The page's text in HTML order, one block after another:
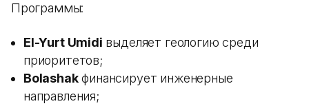
Программы:
El-Yurt Umidi выделяет геологию среди
приоритетов;
Bolashakфинансирует инженерные
направления;